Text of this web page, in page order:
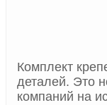
Комплект
деталей. Это
компаний на